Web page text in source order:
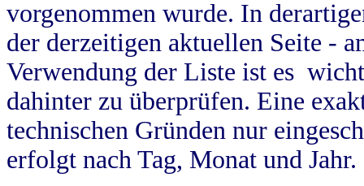
vorgenommen wurde. In
der derzeitigen aktuellen Seite -
Verwendung der Liste ist es
dahinter zu überprüfen. Eine
technischen Gründen nur
erfolgt nach Tag, Monat und Jahr.